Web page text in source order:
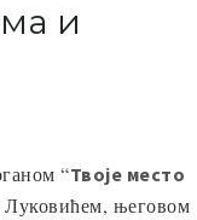
и
“Твоје место
Луковићем, његовом